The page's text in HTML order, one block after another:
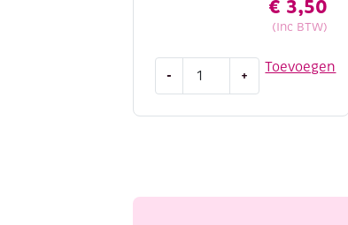
€ 3,50
(Inc BTW)
Toevoegen
-
TackyGlue,
+